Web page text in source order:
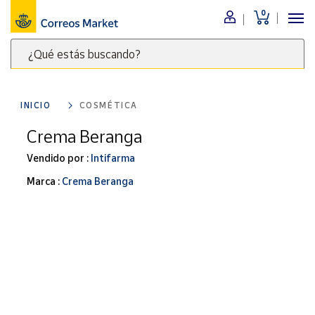
0
¿Qué estás buscando?
clave
para
buscar
productos
Menú
Nuestro
catálogo
Alimentación
Bebidas
Ocio y cultura
Juguetes y
INICIO COSMÉTICA
Crema Beranga
Vendido por : Intifarma
Marca : Crema Beranga